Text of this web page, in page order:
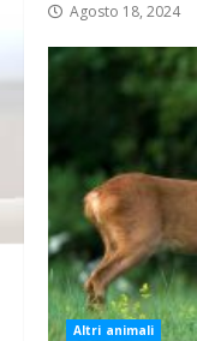
Agosto 18, 2024
Altri animali